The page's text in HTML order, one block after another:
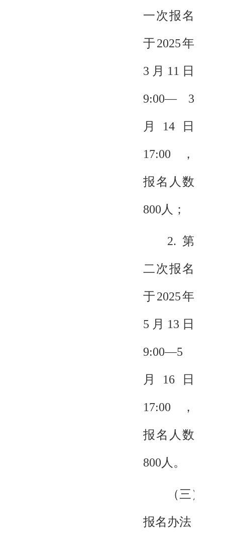
一次报名
于2025年
3月11日
9:00— 3
月14日
17:00，
报名人数
800人；
2.第
二次报名
于2025年
5月13日
9:00—5
月16日
17:00，
报名人数
800人。
（三）
报名办法